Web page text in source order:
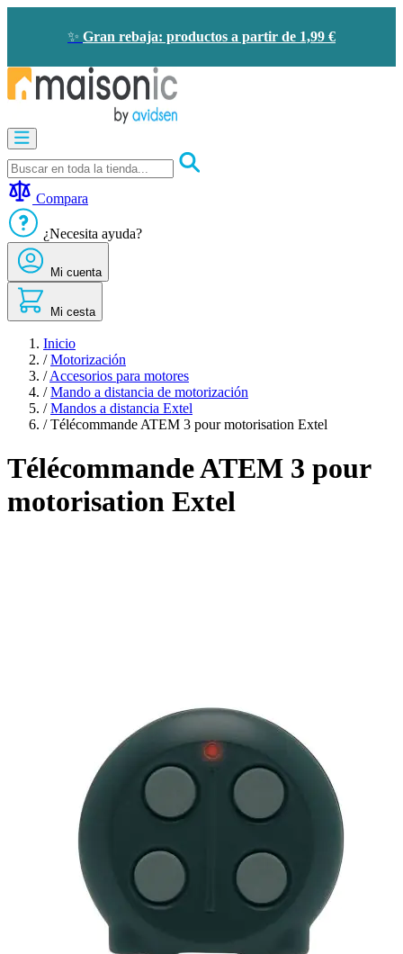
✨ Gran rebaja: productos a partir de 1,99 €
Audioporteros
y
videoporteros
-
ahorro
de
energía
Seguridad
Confort
Oportunidades
Compara
¿Necesita ayuda?
Mi cuenta
Mi cesta
Inicio
/ Motorización
/ Accesorios para motores
/ Mando a distancia de motorización
/ Mandos a distancia Extel
/ Télécommande ATEM 3 pour motorisation Extel
Télécommande ATEM 3 pour
motorisation Extel